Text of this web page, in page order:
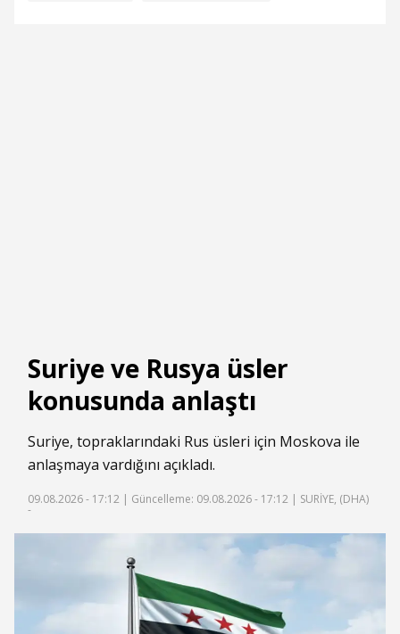
Suriye ve Rusya üsler
konusunda anlaştı
Suriye, topraklarındaki Rus üsleri için Moskova ile
anlaşmaya vardığını açıkladı.
09.08.2026 - 17:12 | Güncelleme: 09.08.2026 - 17:12 | SURİYE, (DHA)
-